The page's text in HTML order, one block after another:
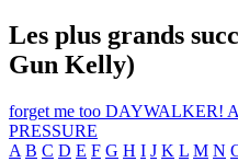
Les plus grands
Gun Kelly)
forget me too DAYWALKER!
PRESSURE
A B C D E F G H I J K L M N